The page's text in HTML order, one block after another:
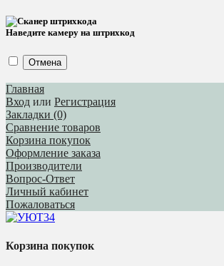
Наведите камеру на штрихкод
Отмена
Главная
Вход или Регистрация
Закладки (0)
Сравнение товаров
Корзина покупок
Оформление заказа
Производители
Вопрос-Ответ
Личный кабинет
Пожаловаться
Корзина покупок